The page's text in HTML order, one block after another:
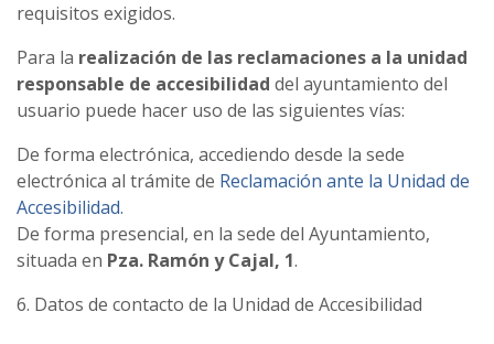
requisitos exigidos.
Para la realización de las reclamaciones a la unidad
responsable de accesibilidad del ayuntamiento del
usuario puede hacer uso de las siguientes vías:
De forma electrónica, accediendo desde la sede
electrónica al trámite de Reclamación ante la Unidad de
Accesibilidad.
De forma presencial, en la sede del Ayuntamiento,
situada en Pza. Ramón y Cajal, 1.
6. Datos de contacto de la Unidad de Accesibilidad